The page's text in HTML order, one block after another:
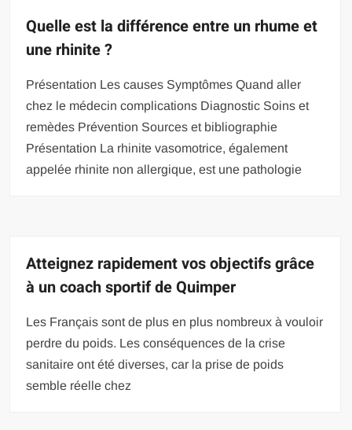
Quelle est la différence entre un rhume et
une rhinite ?
Présentation Les causes Symptômes Quand aller
chez le médecin complications Diagnostic Soins et
remèdes Prévention Sources et bibliographie
Présentation La rhinite vasomotrice, également
appelée rhinite non allergique, est une pathologie
Atteignez rapidement vos objectifs grâce
à un coach sportif de Quimper
Les Français sont de plus en plus nombreux à vouloir
perdre du poids. Les conséquences de la crise
sanitaire ont été diverses, car la prise de poids
semble réelle chez